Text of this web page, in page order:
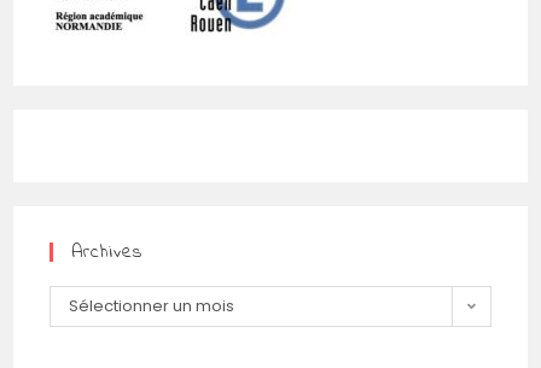
Archives
Archives
Sélectionner un mois